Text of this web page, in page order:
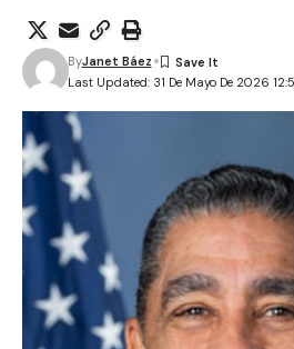
Last Updated: 31 De Mayo De 2026
ByJanet Báez